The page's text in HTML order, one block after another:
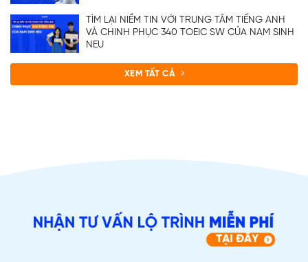
TÌM LẠI NIỀM TIN VỚI TRUNG TÂM TIẾNG ANH
VÀ CHINH PHỤC 340 TOEIC SW CỦA NAM SINH
NEU
XEM TẤT CẢ